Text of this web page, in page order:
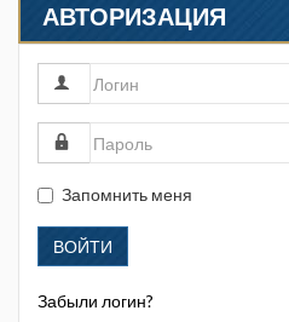
АВТОРИЗАЦИЯ
Запомнить меня
ВОЙТИ
Забыли логин?